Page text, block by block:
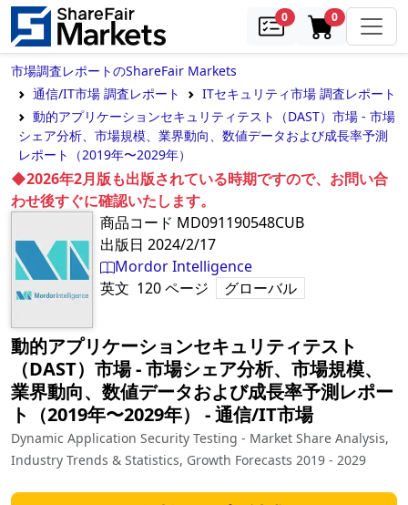
0samples0in cart
市場調査レポートのShareFair Markets
通信/IT市場 調査レポート
ITセキュリティ市場 調査レポート
動的アプリケーションセキュリティテスト（DAST）市場 - 市場
シェア分析、市場規模、業界動向、数値データおよび成長率予測
レポート（2019年〜2029年）
◆2026年2月版も出版されている時期ですので、お問い合
わせ後すぐに確認いたします。
商品コード MD091190548CUB
出版日 2024/2/17
Mordor Intelligence
英文 120ページ グローバル
動的アプリケーションセキュリティテスト
（DAST）市場 - 市場シェア分析、市場規模、
業界動向、数値データおよび成長率予測レポー
ト（2019年〜2029年）
‐通信/IT市場
Dynamic Application Security Testing - Market Share Analysis,
Industry Trends & Statistics, Growth Forecasts 2019 - 2029